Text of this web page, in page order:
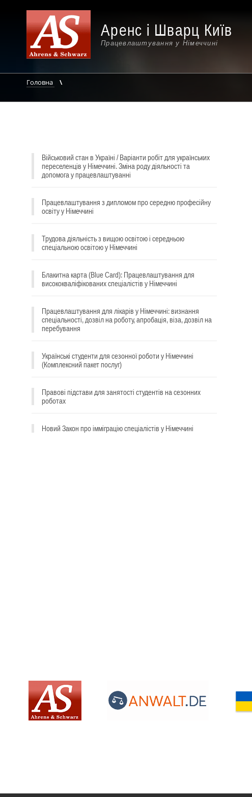
Аренс і Шварц Київ
Працевлаштування у Німеччині
Головна
Військовий стан в Україні / Варіанти робіт для українських
переселенців у Німеччині. Зміна роду діяльності та
допомога у працевлаштуванні
Працевлаштування з дипломом про середню професійну
освіту у Німеччині
Трудова діяльність з вищою освітою і середньою
спеціальною освітою у Німеччині
Блакитна карта (Blue Card): Працевлаштування для
висококваліфікованих спеціалістів у Німеччині
Працевлаштування для лікарів у Німеччині: визнання
спеціальності, дозвіл на роботу, апробація, віза, дозвіл на
перебування
Українські студенти для сезонної роботи у Німеччині
(Комплексний пакет послуг)
Правові підстави для занятості студентів на сезонних
роботах
Новий Закон про імміграцію спеціалістів у Німеччині